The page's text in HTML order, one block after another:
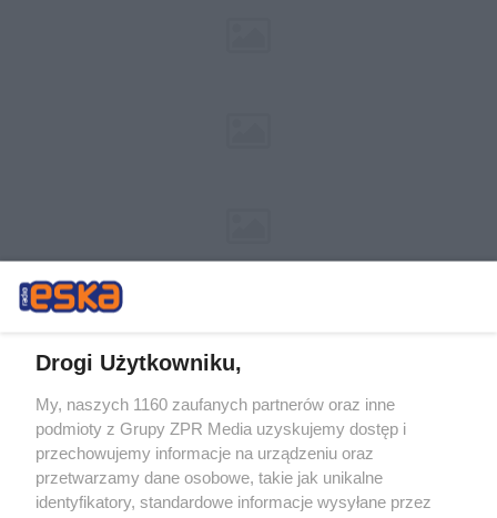
Żaden utwór zamieszczony w serwisie nie może być powielany i
rozpowszechniany lub dalej rozpowszechniany w jakikolwiek sposób (w
tym także elektroniczny lub mechaniczny) na jakimkolwiek polu
eksploatacji w jakiejkolwiek formie, włącznie z umieszczaniem w
Internecie bez pisemnej zgody właściciela praw. Jakiekolwiek użycie lub
wykorzystanie utworów w całości lub w części z naruszeniem prawa,
Drogi Użytkowniku,
My, naszych 1160 zaufanych partnerów oraz inne
podmioty z Grupy ZPR Media uzyskujemy dostęp i
przechowujemy informacje na urządzeniu oraz
przetwarzamy dane osobowe, takie jak unikalne
identyfikatory, standardowe informacje wysyłane przez